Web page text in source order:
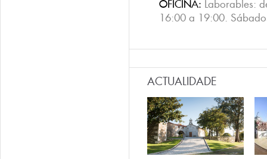
OFICINA: Laborables:
16:00 a 19:00.
ACTUALIDADE